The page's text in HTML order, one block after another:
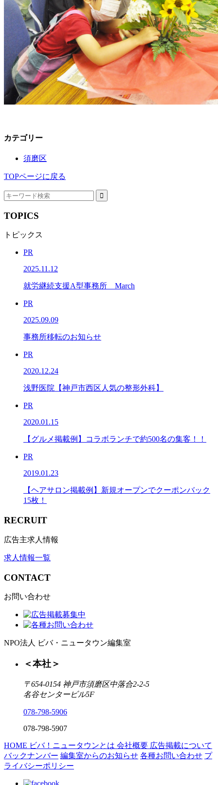
カテゴリー
須磨区
TOPページに戻る
TOPICS
トピックス
PR
2025.11.12
就労継続支援A型事務所 March
PR
2025.09.09
事務所移転のお知らせ
PR
2020.12.24
浅野医院【神戸市西区人気の整形外科】
PR
2020.01.15
【グルメ掲載例】コラボランチで約500名の集客！！
PR
2019.01.23
【ヘアサロン掲載例】新規オープンでクーポンバック
15枚！
RECRUIT
広告主求人情報
求人情報一覧
CONTACT
お問い合わせ
NPO法人 ビバ・ニュータウン編集室
＜本社＞
〒654-0154 神戸市須磨区中落合2-2-5
名谷センタービル5F
078-798-5906
078-798-5907
HOME ビバ！ニュータウンとは 会社概要 広告掲載について
バックナンバー 編集室からのお知らせ 各種お問い合わせ プ
ライバシーポリシー